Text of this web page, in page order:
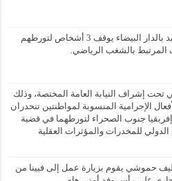
أمن مولاي رشيد بالدار البيضاء يوقف 3 أشخاص لتورطهم
المرتبط بالشغب الرياضي.
إشراف النيابة العامة المختصة، وذلك
الإجرامية المنسوبة لمواطنتين تنحدران
جنوب الصحراء لتورطهما في قضية
الدولي للمخدرات والمؤثرات العقلية
حموشي يقوم بزيارة عمل إلى فيينا من